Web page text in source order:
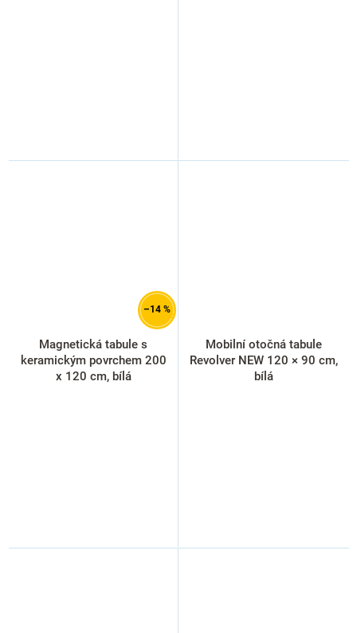
–14 %
Magnetická tabule s
keramickým povrchem 200
x 120 cm, bílá
Mobilní otočná tabule
Revolver NEW 120 × 90 cm,
bílá